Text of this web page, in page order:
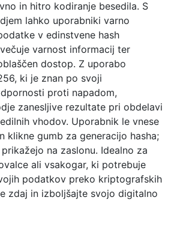
in hitro kodiranje besedila. S
lahko uporabniki varno
v edinstvene hash
varnost informacij ter
dostop. Z uporabo
ki je znan po svoji
proti napadom,
zanesljive rezultate pri obdelavi
vhodov. Uporabnik le vnese
klikne gumb za generacijo hasha;
na zaslonu. Idealno za
ali vsakogar, ki potrebuje
podatkov preko kriptografskih
zdaj in izboljšajte svojo digitalno